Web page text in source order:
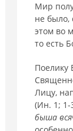
Мир
не было,
этом во
то есть
Поелику
Лицу,
(Ин. 1; 1-
быша